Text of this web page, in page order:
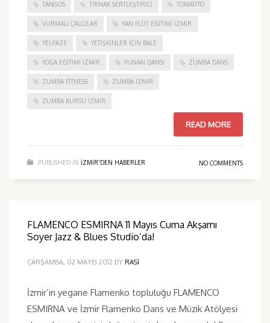
TANGOS TIRNAK SERTLEŞTIRICI TOMATITO
VURMALI ÇALGILAR YAN FLÜT EĞITIMI İZMIR
YELPAZE YETIŞKINLER IÇIN BALE
YOGA EĞITIMI İZMIR YUNAN DANSI ZUMBA DANS
ZUMBA FITNESS ZUMBA İZMIR
ZUMBA KURSU İZMIR
READ MORE
PUBLISHED IN IZMIR'DEN HABERLER NO COMMENTS
FLAMENCO ESMIRNA 11 Mayıs Cuma Akşamı
Soyer Jazz & Blues Studio’da!
ÇARŞAMBA, 02 MAYIS 2012 BY RASI
İzmir’in yegane Flamenko topluluğu FLAMENCO
ESMIRNA ve İzmir Flamenko Dans ve Müzik Atölyesi